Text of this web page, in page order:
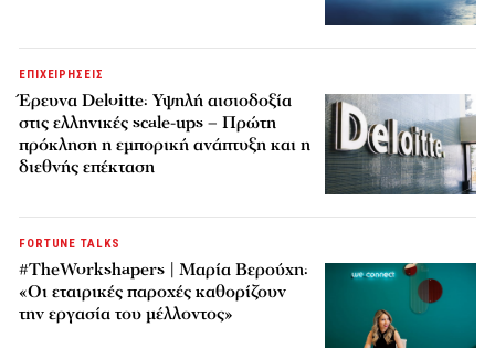
ΕΠΙΧΕΙΡΗΣΕΙΣ
Έρευνα Deloitte: Υψηλή αισιοδοξία
στις ελληνικές scale-ups – Πρώτη
πρόκληση η εμπορική ανάπτυξη και η
διεθνής επέκταση
FORTUNE TALKS
#TheWorkshapers | Μαρία Βερούχη:
«Οι εταιρικές παροχές καθορίζουν
την εργασία του μέλλοντος»